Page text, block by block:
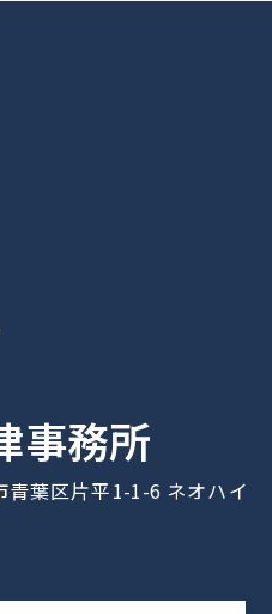
事務所
葉区片平1-1-6 ネオハイ